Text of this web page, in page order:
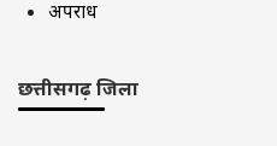
अपराध
छत्तीसगढ़ जिला